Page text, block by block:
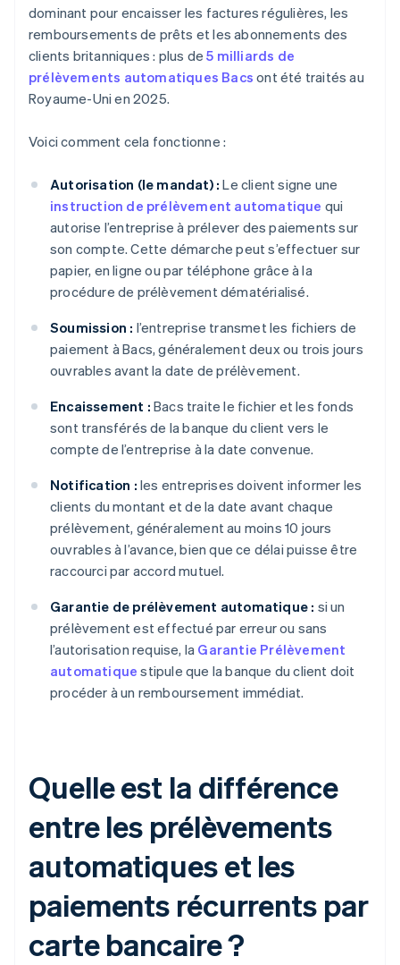
dominant pour encaisser les factures régulières, les
remboursements de prêts et les abonnements des
clients britanniques : plus de5 milliards de
prélèvements automatiques Bacs ont été traités au
Royaume-Uni en 2025.
Voici comment cela fonctionne :
Autorisation (le mandat) : Le client signe une
instruction de prélèvement automatique qui
autorise l’entreprise à prélever des paiements sur
son compte. Cette démarche peut s’effectuer sur
papier, en ligne ou par téléphone grâce à la
procédure de prélèvement dématérialisé.
Soumission : l’entreprise transmet les fichiers de
paiement à Bacs, généralement deux ou trois jours
ouvrables avant la date de prélèvement.
Encaissement : Bacs traite le fichier et les fonds
sont transférés de la banque du client vers le
compte de l’entreprise à la date convenue.
Notification : les entreprises doivent informer les
clients du montant et de la date avant chaque
prélèvement, généralement au moins 10 jours
ouvrables à l’avance, bien que ce délai puisse être
raccourci par accord mutuel.
Garantie de prélèvement automatique : si un
prélèvement est effectué par erreur ou sans
l’autorisation requise, la Garantie Prélèvement
automatique stipule que la banque du client doit
procéder à un remboursement immédiat.
Quelle est la différence
entre les prélèvements
automatiques et les
paiements récurrents par
carte bancaire ?